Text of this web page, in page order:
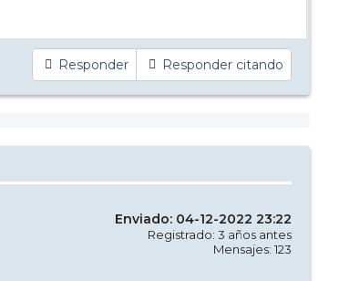
Responder Responder citando
Enviado: 04-12-2022 23:22
Registrado: 3 años antes
Mensajes: 123